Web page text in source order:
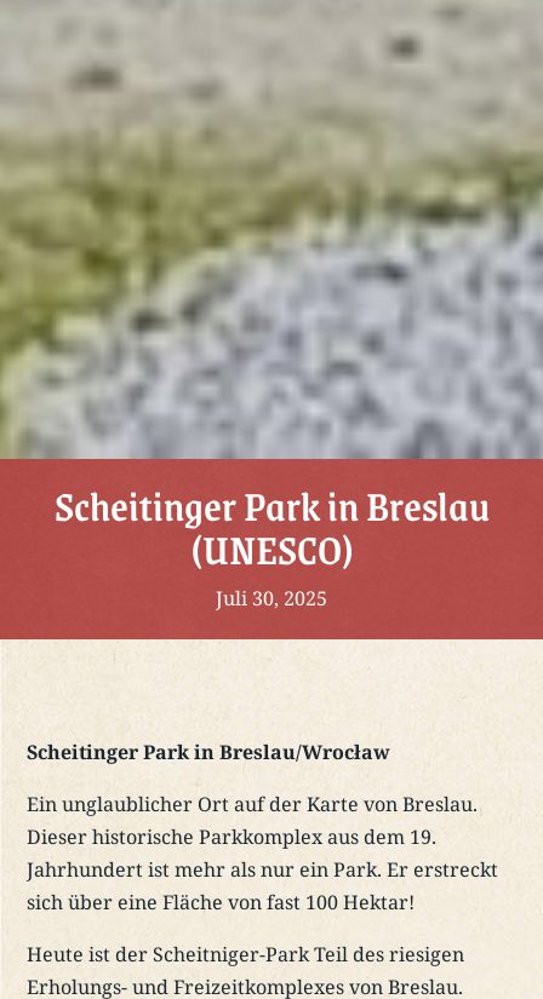
Scheitinger Park in Breslau
(UNESCO)
Juli 30, 2025
Scheitinger Park in Breslau/Wrocław
Ein unglaublicher Ort auf der Karte von Breslau.
Dieser historische Parkkomplex aus dem 19.
Jahrhundert ist mehr als nur ein Park. Er erstreckt
sich über eine Fläche von fast 100 Hektar!
Heute ist der Scheitniger-Park Teil des riesigen
Erholungs- und Freizeitkomplexes von Breslau.